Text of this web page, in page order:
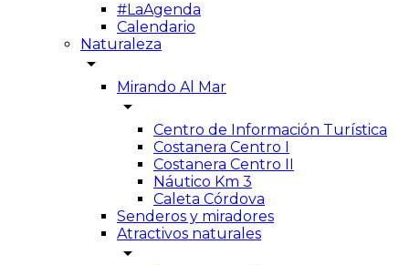
#LaAgenda
Calendario
Naturaleza
arrow_drop_down
Mirando Al Mar
arrow_drop_down
Centro de Información Turística
Costanera Centro I
Costanera Centro II
Náutico Km 3
Caleta Córdova
Senderos y miradores
Atractivos naturales
arrow_drop_down